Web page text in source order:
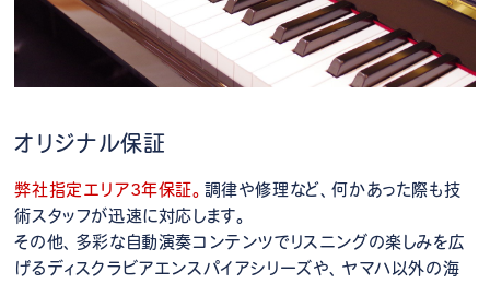
オリジナル保証
弊社指定エリア3年保証。 調律や修理など、何かあった際も技
術スタッフが迅速に対応します。
その他、多彩な自動演奏コンテンツでリスニングの楽しみを広
げるディスクラビアエンスパイアシリーズや、ヤマハ以外の海